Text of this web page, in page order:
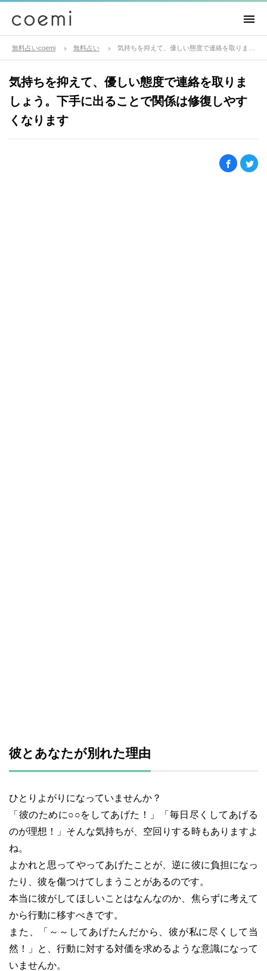
無料占いcoemi 無料占い
気持ちを抑えて、優しい態度で連絡を取りま
しょう。下手に出ることで関係は修復しやす
くなります
彼とあなたが別れた理由
ひとりよがりになっていませんか？
「彼のために○○をしてあげた！」「毎日尽くしてあげる
のが理想！」そんな気持ちが、空回りする時もありますよ
ね。
よかれと思ってやってあげたことが、逆に彼に負担になっ
たり、彼を傷つけてしまうことがあるのです。
本当に彼がしてほしいことはなんなのか、焦らずに考えて
から行動に移すべきです。
また、「～～してあげたんだから、彼が私に尽くして当
然！」と、行動に対する対価を求めるような意識になって
いませんか。